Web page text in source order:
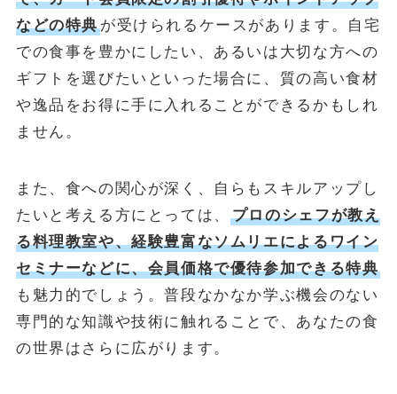
などの特典が受けられるケースがあります。自宅
での食事を豊かにしたい、あるいは大切な方への
ギフトを選びたいといった場合に、質の高い食材
や逸品をお得に手に入れることができるかもしれ
ません。
また、食への関心が深く、自らもスキルアップし
たいと考える方にとっては、
プロのシェフが教え
る料理教室や、経験豊富なソムリエによるワイン
セミナーなどに、会員価格で優待参加できる特典
も魅力的でしょう。普段なかなか学ぶ機会のない
専門的な知識や技術に触れることで、あなたの食
の世界はさらに広がります。